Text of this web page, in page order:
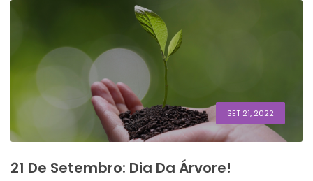
SET 21, 2022
21 De Setembro: Dia Da Árvore!